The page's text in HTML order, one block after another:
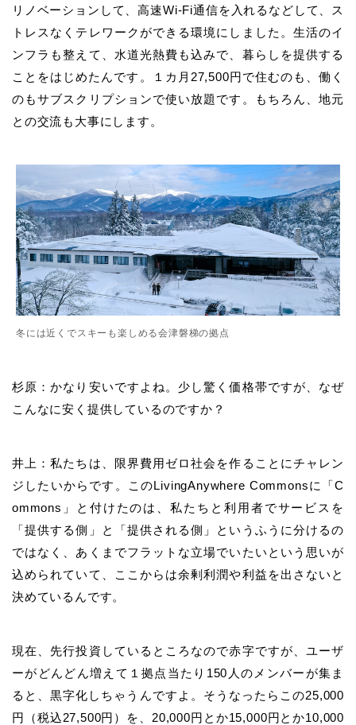
リノベーションして、高速Wi-Fi通信を入れるなどして、ス
トレスなくテレワークができる環境にしました。生活のイ
ンフラも整えて、水道光熱費も込みで、暮らしを提供する
ことをはじめたんです。１カ月27,500円で住むのも、働く
のもサブスクリプションで使い放題です。もちろん、地元
との交流も大事にします。
冬には近くでスキーも楽しめる会津磐梯の拠点
杉原：かなり安いですよね。少し驚く価格帯ですが、なぜ
こんなに安く提供しているのですか？
井上：私たちは、限界費用ゼロ社会を作ることにチャレン
ジしたいからです。このLivingAnywhere Commonsに「C
ommons」と付けたのは、私たちと利用者でサービスを
「提供する側」と「提供される側」というふうに分けるの
ではなく、あくまでフラットな立場でいたいという思いが
込められていて、ここからは余剰利潤や利益を出さないと
決めているんです。
現在、先行投資しているところなので赤字ですが、ユーザ
ーがどんどん増えて１拠点当たり150人のメンバーが集ま
ると、黒字化しちゃうんですよ。そうなったらこの25,000
円（税込27,500円）を、20,000円とか15,000円とか10,000